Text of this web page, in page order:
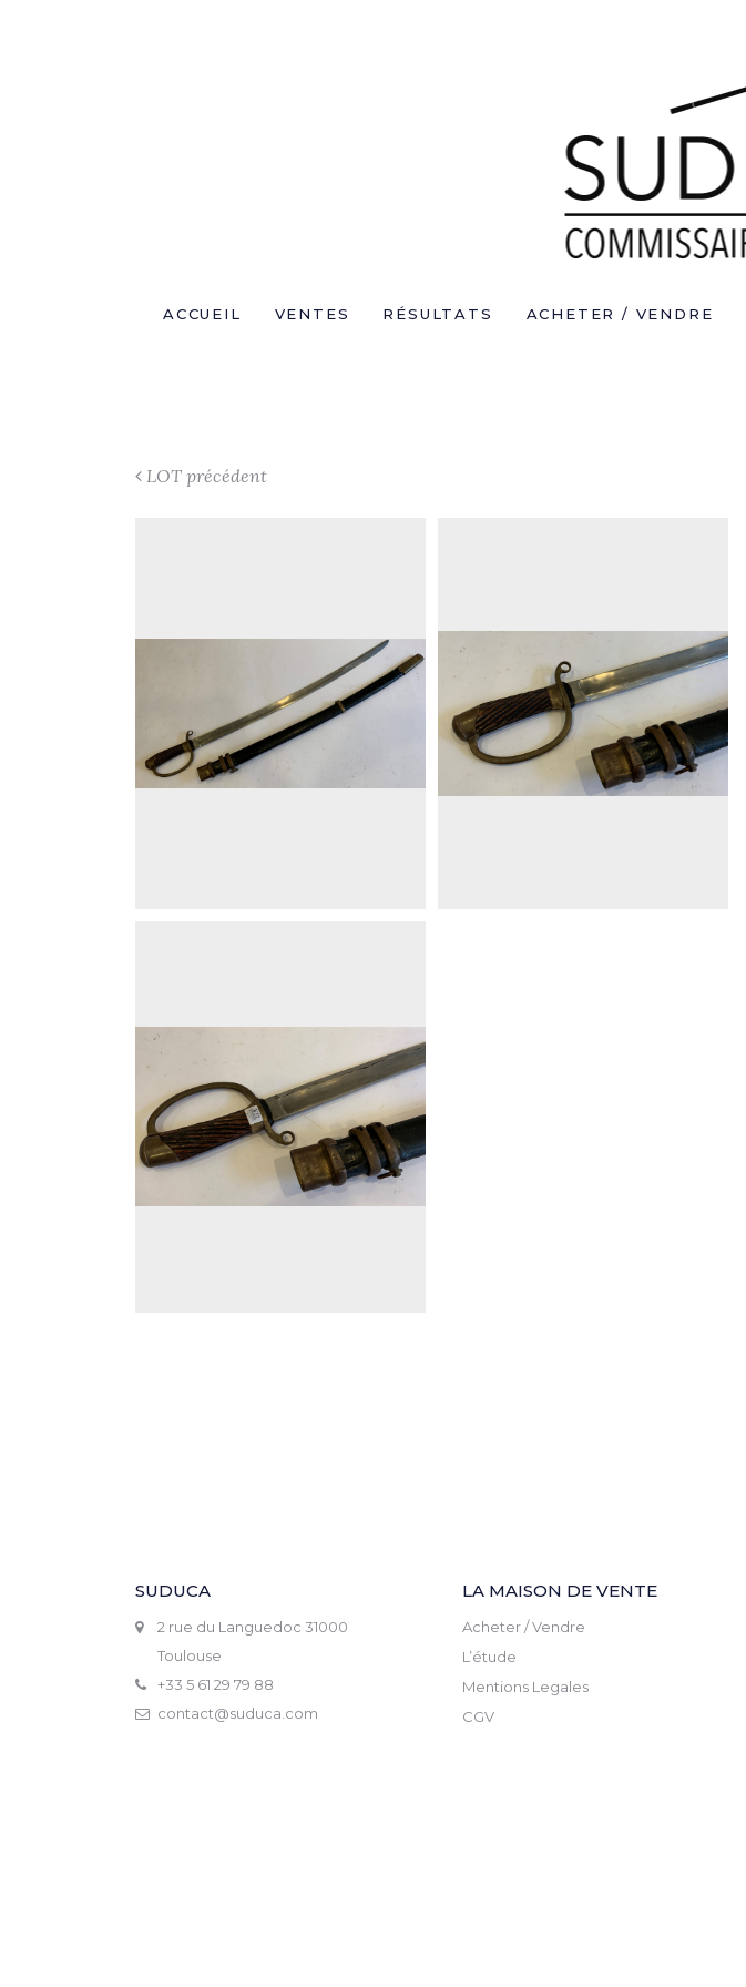
ACCUEIL VENTES RÉSULTATS ACHETER / VENDRE
LOT précédent
SUDUCA
2 rue du Languedoc 31000
Toulouse
+33 5 61 29 79 88
contact@suduca.com
LA MAISON DE VENTE
Acheter / Vendre
L’étude
Mentions Legales
CGV